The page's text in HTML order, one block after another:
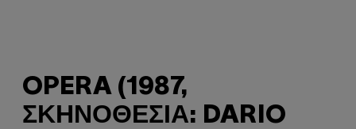
OPERA (1987,
ΣΚΗΝΟΘΕΣΊΑ: DARIO